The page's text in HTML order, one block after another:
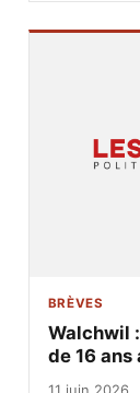
BRÈVES
Walchwil
de 16